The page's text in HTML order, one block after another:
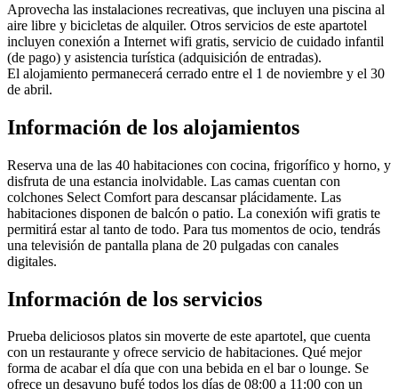
Aprovecha las instalaciones recreativas, que incluyen una piscina al
aire libre y bicicletas de alquiler. Otros servicios de este apartotel
incluyen conexión a Internet wifi gratis, servicio de cuidado infantil
(de pago) y asistencia turística (adquisición de entradas).
El alojamiento permanecerá cerrado entre el 1 de noviembre y el 30
de abril.
Información de los alojamientos
Reserva una de las 40 habitaciones con cocina, frigorífico y horno, y
disfruta de una estancia inolvidable. Las camas cuentan con
colchones Select Comfort para descansar plácidamente. Las
habitaciones disponen de balcón o patio. La conexión wifi gratis te
permitirá estar al tanto de todo. Para tus momentos de ocio, tendrás
una televisión de pantalla plana de 20 pulgadas con canales
digitales.
Información de los servicios
Prueba deliciosos platos sin moverte de este apartotel, que cuenta
con un restaurante y ofrece servicio de habitaciones. Qué mejor
forma de acabar el día que con una bebida en el bar o lounge. Se
ofrece un desayuno bufé todos los días de 08:00 a 11:00 con un